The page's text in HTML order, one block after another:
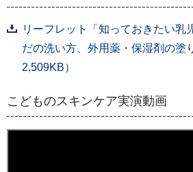
リーフレット「知っておきたい
だの洗い方、外用薬・保湿剤の塗
2,509KB）
こどものスキンケア実演動画